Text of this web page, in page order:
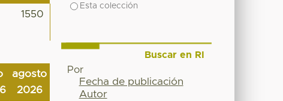
1550
agosto
2026
Esta colección
Buscar en RI
Por
Fecha de publicación
Autor